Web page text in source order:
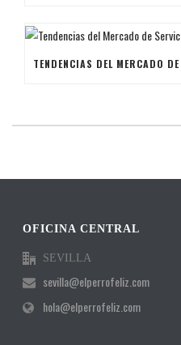
OFICINA CENTRAL
SEVILLA
sevilla@elperrofeliz.com
hola@elperrofeliz.com